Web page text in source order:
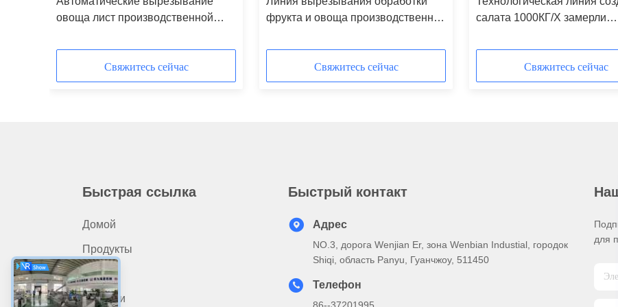
овоща лист производственной
линия стирки
Свяжитесь сейчас
фрукта и овоща производственной
Свяжитесь сейчас
салата 1000КГ/Х замерли
замерли бамией, который
Свяжитесь сейчас
Быстрая ссылка
Домой
Продукты
О Нас
Новости
Быстрый контакт
Адрес
NO.3, дорога Wenjian Er, зона Wenbian Industial, городок
Shiqi, область Panyu, Гуанчжоу, 511450
Телефон
для